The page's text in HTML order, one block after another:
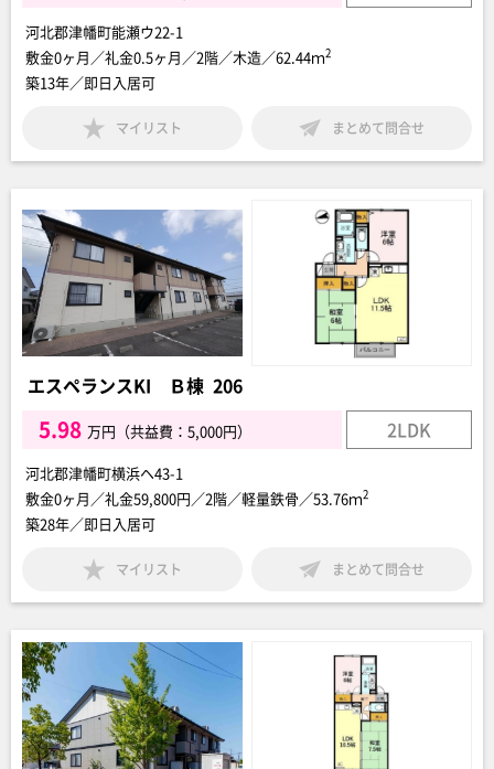
河北郡津幡町能瀬ウ22-1
敷金0ヶ月／礼金0.5ヶ月／2階／木造／62.44ｍ2
築13年／即日入居可
マイリスト まとめて問合せ
エスペランスKI Ｂ棟 206
5.98 万円（共益費：5,000円） 2LDK
河北郡津幡町横浜ヘ43-1
敷金0ヶ月／礼金59,800円／2階／軽量鉄骨／53.76ｍ2
築28年／即日入居可
マイリスト まとめて問合せ